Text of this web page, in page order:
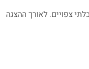
צפויים. לאורך ההצגה